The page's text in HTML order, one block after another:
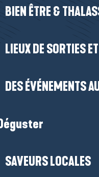
BIEN ÊTRE &
LIEUX DE SORTIES
DES ÉVÉNEMENTS
SAVEURS LOCALES
? Les loueurs de
de Guérande vous
villages...